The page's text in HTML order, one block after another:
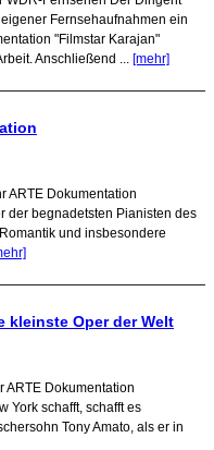
Fernsehaufnahmen ein
"Filmstar Karajan"
Anschließend ... [mehr]
ARTE Dokumentation
der begnadetsten Pianisten des
und insbesondere
kleinste Oper der Welt
ARTE Dokumentation
York schafft, schafft es
Tony Amato, als er in